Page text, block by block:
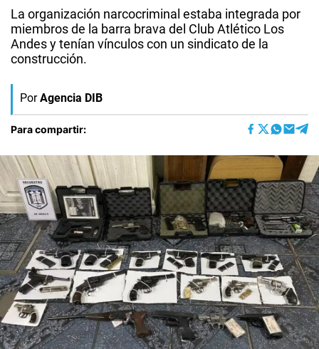
La organización narcocriminal estaba integrada por
miembros de la barra brava del Club Atlético Los
Andes y tenían vínculos con un sindicato de la
construcción.
Por Agencia DIB
Para compartir: